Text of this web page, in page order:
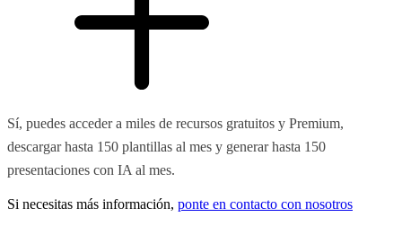
Sí, puedes acceder a miles de recursos gratuitos y Premium,
descargar hasta 150 plantillas al mes y generar hasta 150
presentaciones con IA al mes.
Si necesitas más información, ponte en contacto con nosotros